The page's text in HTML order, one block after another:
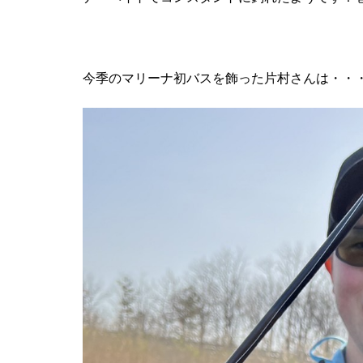
今季のマリーナ初バスを飾った片村さんは・・